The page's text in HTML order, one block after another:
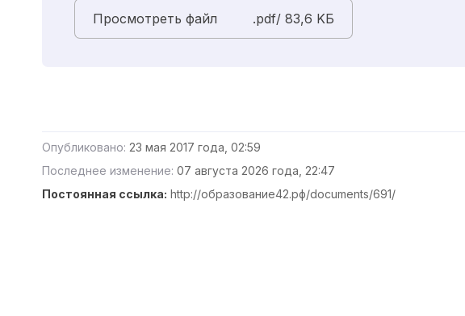
Просмотреть файл .pdf/ 83,6 KБ
Опубликовано: 23 мая 2017 года, 02:59
Последнее изменение: 07 августа 2026 года, 22:47
Постоянная ссылка: http://образование42.рф/documents/691/